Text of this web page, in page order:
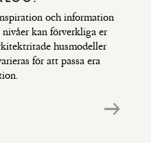
och information
kan förverkliga er
husmodeller
för att passa era